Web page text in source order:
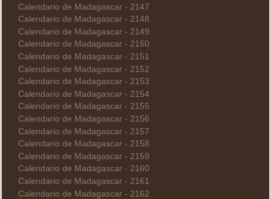
Calendario de Madagascar - 2147
Calendario de Madagascar - 2148
Calendario de Madagascar - 2149
Calendario de Madagascar - 2150
Calendario de Madagascar - 2151
Calendario de Madagascar - 2152
Calendario de Madagascar - 2153
Calendario de Madagascar - 2154
Calendario de Madagascar - 2155
Calendario de Madagascar - 2156
Calendario de Madagascar - 2157
Calendario de Madagascar - 2158
Calendario de Madagascar - 2159
Calendario de Madagascar - 2160
Calendario de Madagascar - 2161
Calendario de Madagascar - 2162